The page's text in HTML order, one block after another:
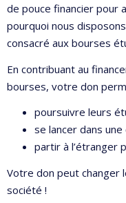
de pouce financier pour
pourquoi nous
consacré aux bourses
En contribuant au
bourses, votre don
poursuivre leurs
se lancer dans
partir à l’étranger
Votre don peut changer
société !